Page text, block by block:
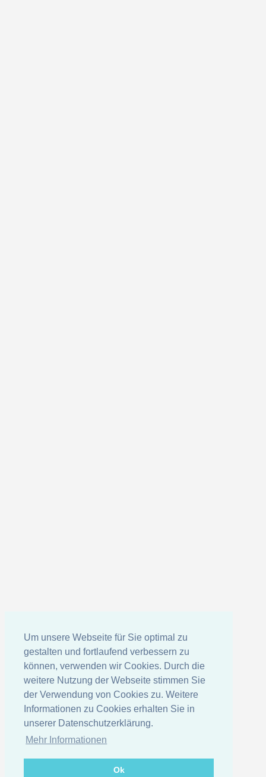
Um unsere Webseite für Sie optimal zu
gestalten und fortlaufend verbessern zu
können, verwenden wir Cookies. Durch die
weitere Nutzung der Webseite stimmen Sie
der Verwendung von Cookies zu. Weitere
Informationen zu Cookies erhalten Sie in
unserer Datenschutzerklärung.
Mehr Informationen
Ok